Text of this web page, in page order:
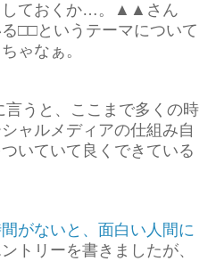
しておくか…。▲▲さん
□□というテーマについて
ゃなぁ。
うと、ここまで多くの時
ャルメディアの仕組み自
いていて良くできている
がないと、面白い人間に
トリーを書きましたが、